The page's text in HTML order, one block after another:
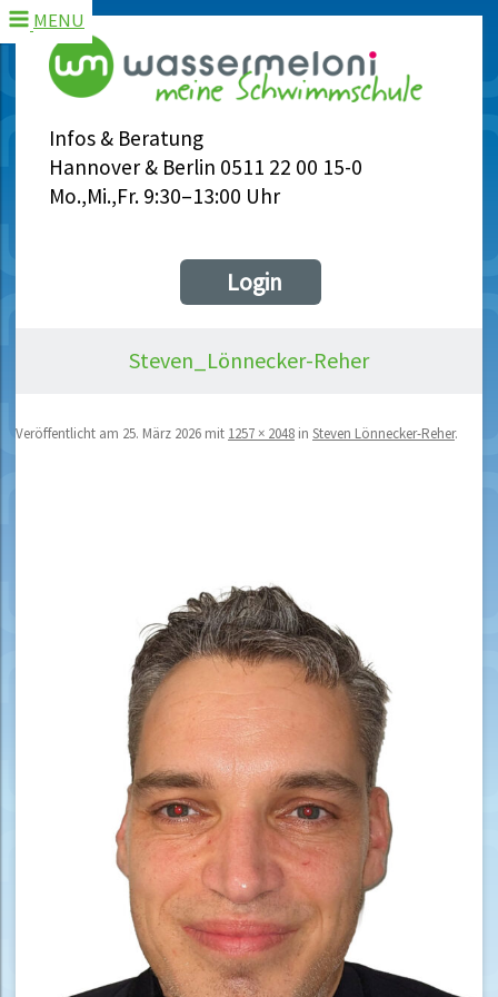
Infos & Beratung
Hannover & Berlin 0511 22 00 15-0
Mo.,Mi.,Fr. 9:30–13:00 Uhr
MENU
Login
Steven_Lönnecker-Reher
Veröffentlicht am 25. März 2026 mit 1257 × 2048 in Steven Lönnecker-Reher.